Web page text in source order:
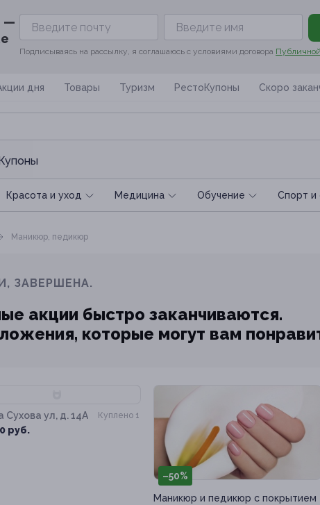
—
Подписываясь на рассылку, я соглашаюсь с условиями договора
дня Товары Туризм РестоКупоны Скоро
Красота и уход Медицина Обучение Спoрт и
Маникюр, педикюр
ЗАВЕРШЕНА.
акции быстро заканчиваются.
которые могут вам
Сухова ул, д. 14А
руб.
Куплено 1
–50%
Маникюр и педикюр с покрытием